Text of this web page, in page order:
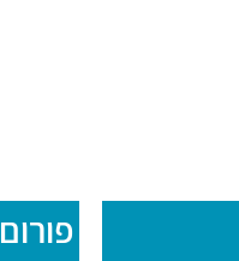
פורום